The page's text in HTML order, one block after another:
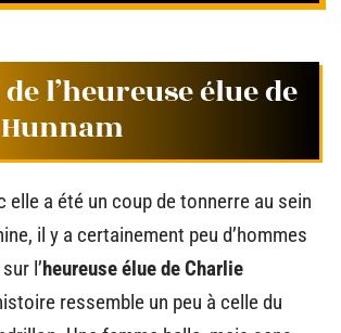
l’heureuse élue de
elle a été un coup de tonnerre au sein
il y a certainement peu d’hommes
l’heureuse élue de Charlie
ressemble un peu à celle du